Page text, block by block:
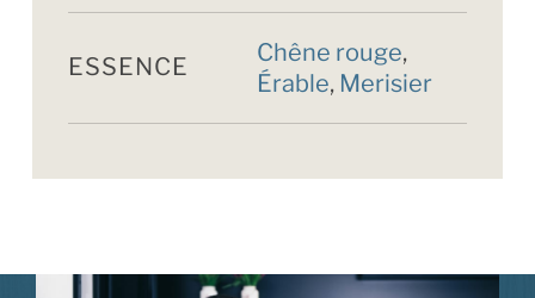
ESSENCE Chêne rouge,
Érable, Merisier